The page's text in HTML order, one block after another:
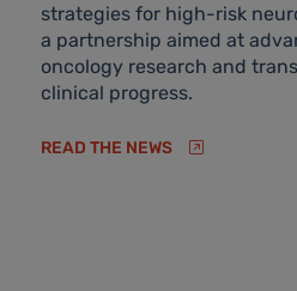
strategies for high-risk
a partnership aimed at
oncology research and
clinical progress.
READ THE NEWS